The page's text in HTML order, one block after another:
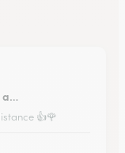
a…
👍🌹